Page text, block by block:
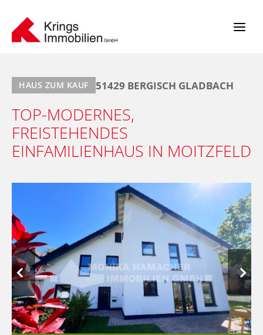
Inhalt
springen
HAUS ZUM KAUF 51429 BERGISCH GLADBACH
TOP-MODERNES,
FREISTEHENDES
EINFAMILIENHAUS IN MOITZFELD